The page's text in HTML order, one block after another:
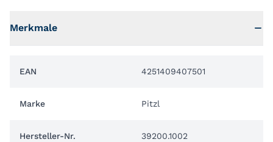
Merkmale
EAN 4251409407501
Marke Pitzl
Hersteller-Nr. 39200.1002